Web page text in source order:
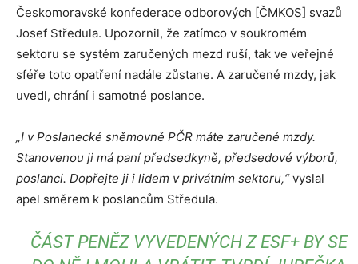
Českomoravské konfederace odborových [ČMKOS] svazů
Josef Středula. Upozornil, že zatímco v soukromém
sektoru se systém zaručených mezd ruší, tak ve veřejné
sféře toto opatření nadále zůstane. A zaručené mzdy, jak
uvedl, chrání i samotné poslance.
„I v Poslanecké sněmovně PČR máte zaručené mzdy.
Stanovenou ji má paní předsedkyně, předsedové výborů,
poslanci. Dopřejte ji i lidem v privátním sektoru,“vyslal
apel směrem k poslancům Středula.
ČÁST PENĚZ VYVEDENÝCH Z ESF+ BY SE